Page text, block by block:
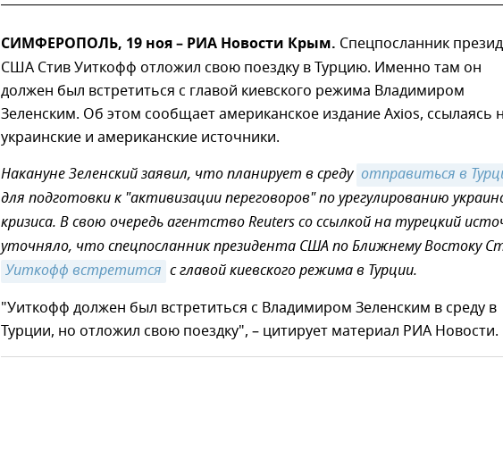
СИМФЕРОПОЛЬ, 19 ноя – РИА Новости Крым. Cпецпосланник
США Стив Уиткофф отложил свою поездку в Турцию. Именно там он
должен был встретиться с главой киевского режима Владимиром
Зеленским. Об этом сообщает американское издание Axios, ссылаясь
украинские и американские источники.
Накануне Зеленский заявил, что планирует в среду
для подготовки к "активизации переговоров" по урегулированию
кризиса. В свою очередь агентство Reuters со ссылкой на турецкий
уточняло, что спецпосланник президента США по Ближнему Востоку
Уиткофф встретится с главой киевского режима в Турции.
"Уиткофф должен был встретиться с Владимиром Зеленским в среду в
Турции, но отложил свою поездку", – цитирует материал РИА Новости.